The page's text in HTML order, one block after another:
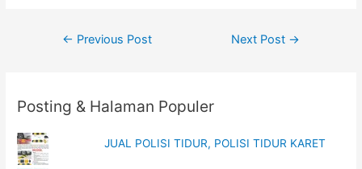
w
Post
← Previous Post Next Post →
Posting & Halaman Populer
JUAL POLISI TIDUR, POLISI TIDUR KARET